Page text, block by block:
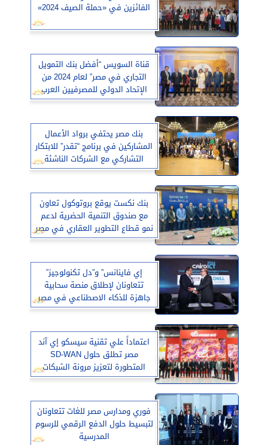
الفائزين في «حملة الصيف 2024»
قناة السويس “أفضل بنك التمويل
التجاري في مصر” لعام 2024 من
الإتحاد الدولي للمصرفيين العرب
بنك مصر يحتفي برواد الأعمال
المشاركين في برنامج “تقدر” للابتكار
التشاركي مع الشركات الناشئة
بنك نكست يوقع بروتوكول تعاون
مع صندوق التنمية الحضرية لدعم
نمو قطاع التطوير العقاري في مصر
إي فاينانس” و”دل تكنولوجيز”
تتعاونان لإطلاق منصة سحابية
جاهزة للذكاء الاصطناعي في مصر
اعتماداً علي تقنية سيسكو إي آند
مصر تطلق حلول SD-WAN
المتطورة لتعزيز مرونة الشبكات
فوري ومدارس مصر للغات تتعاونان
لتبسيط حلول الدفع الرقمي للرسوم
المدرسية